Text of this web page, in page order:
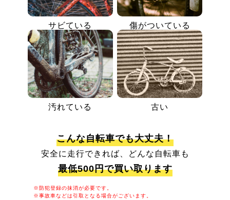
サビている 傷がついている
汚れている 古い
こんな自転車でも大丈夫！
安全に走行できれば、どんな自転車も
最低500円で買い取ります
※防犯登録の抹消が必要です。
※事故車などは引取となる場合がございます。